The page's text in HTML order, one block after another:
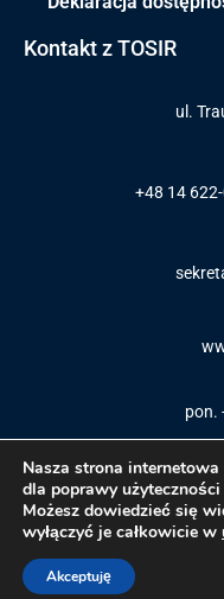
Kontakt z TOSIR
ul.
+48 14
pon.
Copyright © 2021
Wykonanie i opieka
Nasza strona
dla poprawy
Możesz dowiedzieć się
wyłączyć je całkowicie w
Akceptuję